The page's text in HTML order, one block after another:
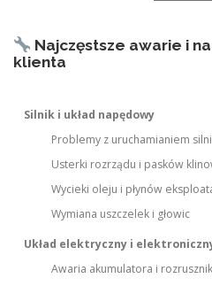
Najczęstsze awarie i
klienta
Silnik i układ napędowy
Problemy z uruchamianiem
Usterki rozrządu i pasków
Wycieki oleju i płynów
Wymiana uszczelek i głowic
Układ elektryczny i
Awaria akumulatora i